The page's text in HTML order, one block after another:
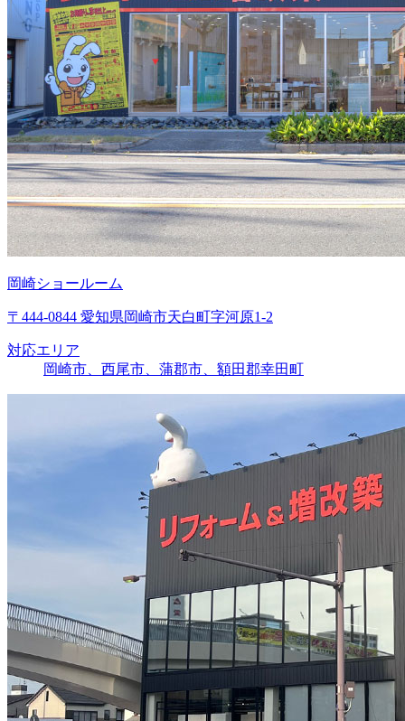
岡崎ショールーム
〒444-0844 愛知県岡崎市天白町字河原1-2
対応エリア
岡崎市、西尾市、蒲郡市、額田郡幸田町